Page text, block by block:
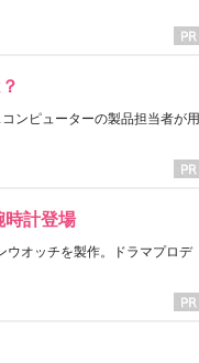
ンピューターの製品担当者が用
時計登場
ウオッチを製作。ドラマプロデ